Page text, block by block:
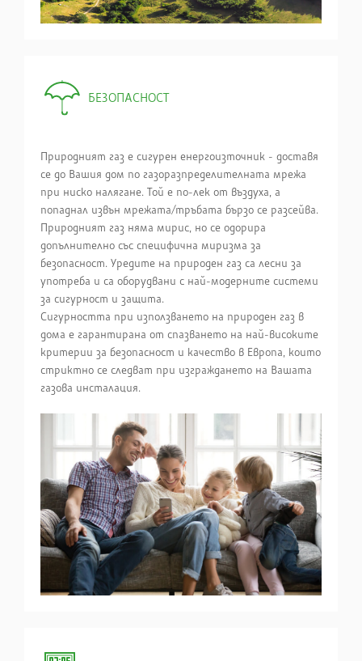
БЕЗОПАСНОСТ
Природният газ е сигурен енергоизточник - доставя
се до Вашия дом по газоразпределителната мрежа
при ниско налягане. Той е по-лек от въздуха, а
попаднал извън мрежата/тръбата бързо се разсейва.
Природният газ няма мирис, но се одорира
допълнително със специфична миризма за
безопасност. Уредите на природен газ са лесни за
употреба и са оборудвани с най-модерните системи
за сигурност и защита.
Сигурността при използването на природен газ в
дома е гарантирана от спазването на най-високите
критерии за безопасност и качество в Европа, които
стриктно се следват при изграждането на Вашата
газова инсталация.